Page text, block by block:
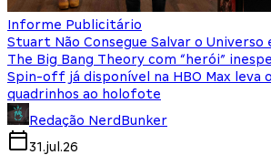
Informe Publicitário
Stuart Não Consegue Salvar o Universo
The Big Bang Theory com “herói”
Spin-off já disponível na HBO Max leva
quadrinhos ao holofote
Redação NerdBunker
31.jul.26